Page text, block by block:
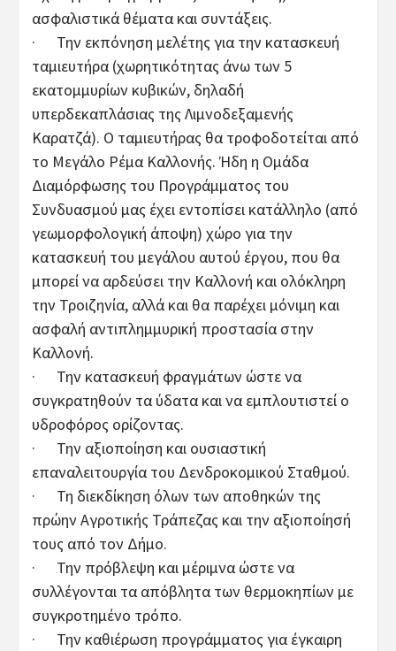
ασφαλιστικά θέματα και συντάξεις.
· Την εκπόνηση μελέτης για την κατασκευή
ταμιευτήρα (χωρητικότητας άνω των 5
εκατομμυρίων κυβικών, δηλαδή
υπερδεκαπλάσιας της Λιμνοδεξαμενής
Καρατζά). Ο ταμιευτήρας θα τροφοδοτείται από
το Μεγάλο Ρέμα Καλλονής. Ήδη η Ομάδα
Διαμόρφωσης του Προγράμματος του
Συνδυασμού μας έχει εντοπίσει κατάλληλο (από
γεωμορφολογική άποψη) χώρο για την
κατασκευή του μεγάλου αυτού έργου, που θα
μπορεί να αρδεύσει την Καλλονή και ολόκληρη
την Τροιζηνία, αλλά και θα παρέχει μόνιμη και
ασφαλή αντιπλημμυρική προστασία στην
Καλλονή.
· Την κατασκευή φραγμάτων ώστε να
συγκρατηθούν τα ύδατα και να εμπλουτιστεί ο
υδροφόρος ορίζοντας.
· Την αξιοποίηση και ουσιαστική
επαναλειτουργία του Δενδροκομικού Σταθμού.
· Τη διεκδίκηση όλων των αποθηκών της
πρώην Αγροτικής Τράπεζας και την αξιοποίησή
τους από τον Δήμο.
· Την πρόβλεψη και μέριμνα ώστε να
συλλέγονται τα απόβλητα των θερμοκηπίων με
συγκροτημένο τρόπο.
· Την καθιέρωση προγράμματος για έγκαιρη